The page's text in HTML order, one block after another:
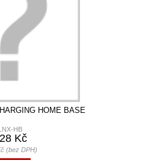
HOME BASE
HB
Kč
(bez DPH)